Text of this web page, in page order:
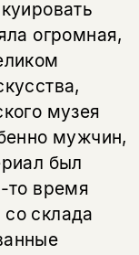
огромная,
музея
мужчин,
был
то время
склада